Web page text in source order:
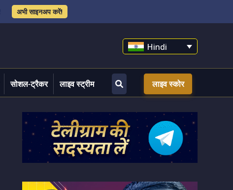
अभी साइनअप करें!
Hindi
सोशल-ट्रैकर लाइव स्ट्रीम लाइव स्कोर